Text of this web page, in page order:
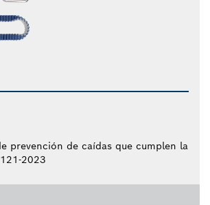
prevención de caídas que cumplen la
2023